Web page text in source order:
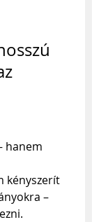
hanem
kényszerít
–